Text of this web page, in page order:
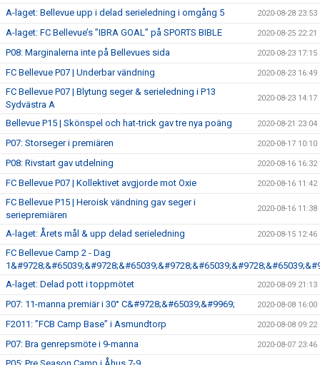
A-laget: Bellevue upp i delad serieledning i omgång 5 2020-08-28 23:53
A-laget: FC Bellevue’s ”IBRA GOAL” på SPORTS BIBLE 2020-08-25 22:21
P08: Marginalerna inte på Bellevues sida 2020-08-23 17:15
FC Bellevue P07 | Underbar vändning 2020-08-23 16:49
FC Bellevue P07 | Blytung seger & serieledning i P13
Sydvästra A
2020-08-23 14:17
Bellevue P15 | Skönspel och hat-trick gav tre nya poäng 2020-08-21 23:04
P07: Storseger i premiären 2020-08-17 10:10
P08: Rivstart gav utdelning 2020-08-16 16:32
FC Bellevue P07 | Kollektivet avgjorde mot Oxie 2020-08-16 11:42
FC Bellevue P15 | Heroisk vändning gav seger i
seriepremiären
2020-08-16 11:38
A-laget: Årets mål & upp delad serieledning 2020-08-15 12:46
FC Bellevue Camp 2 - Dag
A-laget: Delad pott i toppmötet
2020-08-09 21:13
P07: 11-manna premiär i 30° C&#9728;&#65039;&#9969; 2020-08-08 16:00
F2011: ”FCB Camp Base” i Asmundtorp 2020-08-08 09:22
P07: Bra genrepsmöte i 9-manna 2020-08-07 23:46